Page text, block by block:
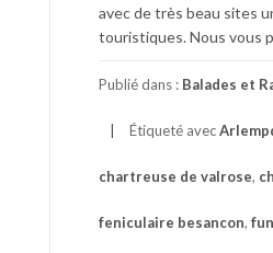
avec de très beau sites
touristiques. Nous vous
Publié dans : Balades et
Étiqueté avec
chartreuse de valrose,
feniculaire besancon,